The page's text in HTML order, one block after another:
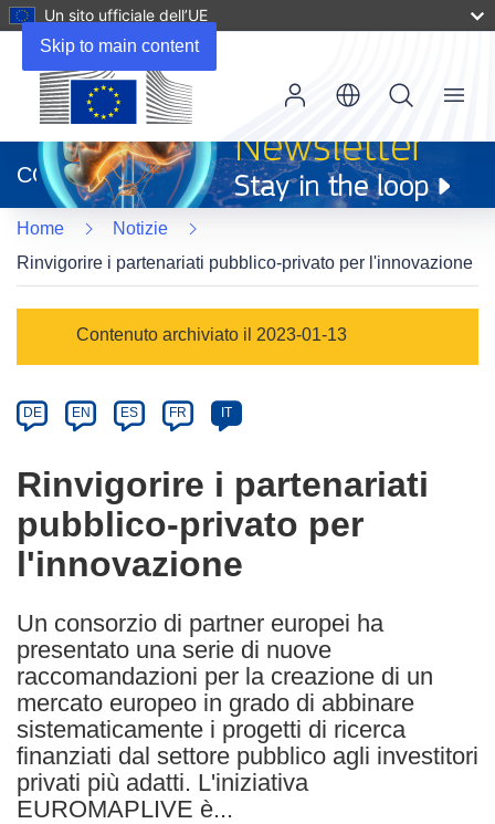
Skip to main content
Un sito ufficiale dell’UE
apre
in
una
nuova
finestra)
CORDIS
Menu
Home
Notizie
Rinvigorire i partenariati pubblico-privato per l'innovazione
Category
Contenuto archiviato il 2023-01-13
Article
available
the
following
languages:
DE EN ES FR IT
Rinvigorire i partenariati
pubblico-privato per
l'innovazione
Un consorzio di partner europei ha
presentato una serie di nuove
raccomandazioni per la creazione di un
mercato europeo in grado di abbinare
sistematicamente i progetti di ricerca
finanziati dal settore pubblico agli investitori
privati più adatti. L'iniziativa
EUROMAPLIVE è...